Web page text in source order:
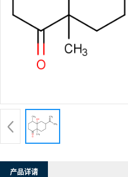
产品详请